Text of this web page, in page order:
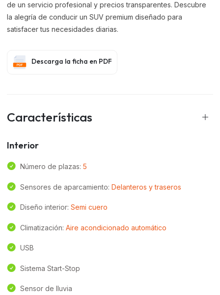
de un servicio profesional y precios transparentes. Descubre
la alegría de conducir un SUV premium diseñado para
satisfacer tus necesidades diarias.
Descarga la ficha en PDF
Características
Interior
Número de plazas: 5
Sensores de aparcamiento: Delanteros y traseros
Diseño interior: Semi cuero
Climatización: Aire acondicionado automático
USB
Sistema Start-Stop
Sensor de lluvia